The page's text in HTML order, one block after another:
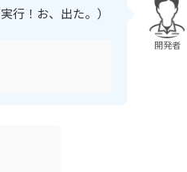
行！お、出た。）
開発者